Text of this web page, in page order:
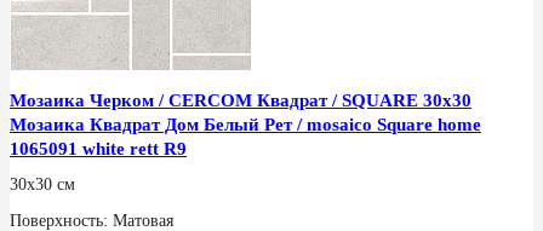
Мозаика Черком / CERCOM Квадрат / SQUARE 30x30
Мозаика Квадрат Дом Белый Рет / mosaico Square home
1065091 white rett R9
30x30 см
Поверхность: Матовая